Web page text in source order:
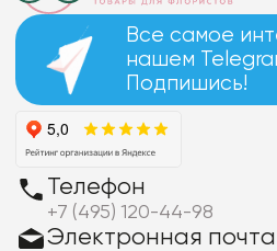
Все самое
нашем
Подпишись!
Телефон
+7 (495) 120-44-98
Электронная почта